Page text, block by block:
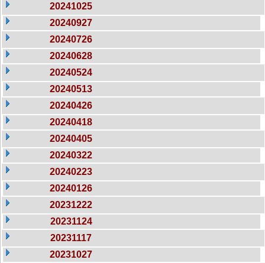
20241025
20240927
20240726
20240628
20240524
20240513
20240426
20240418
20240405
20240322
20240223
20240126
20231222
20231124
20231117
20231027